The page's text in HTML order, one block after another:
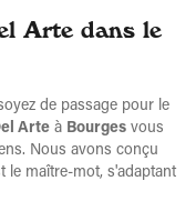
Arte dans le
de passage pour le
Arte à Bourges vous
Nous avons conçu
le maître-mot, s'adaptant